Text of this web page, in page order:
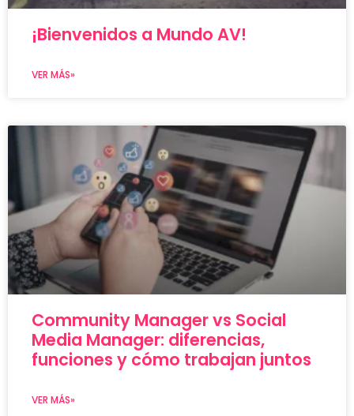
¡Bienvenidos a Mundo AV!
VER MÁS»
Community Manager vs Social
Media Manager: diferencias,
funciones y cómo trabajan juntos
VER MÁS»